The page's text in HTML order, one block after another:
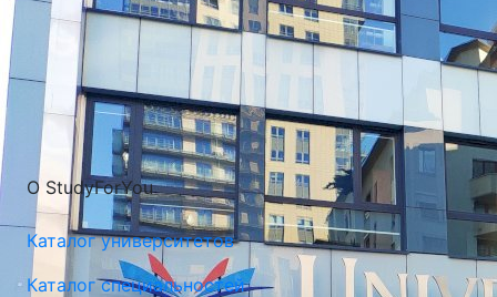
О StudyForYou
Каталог университетов
Каталог специальностей